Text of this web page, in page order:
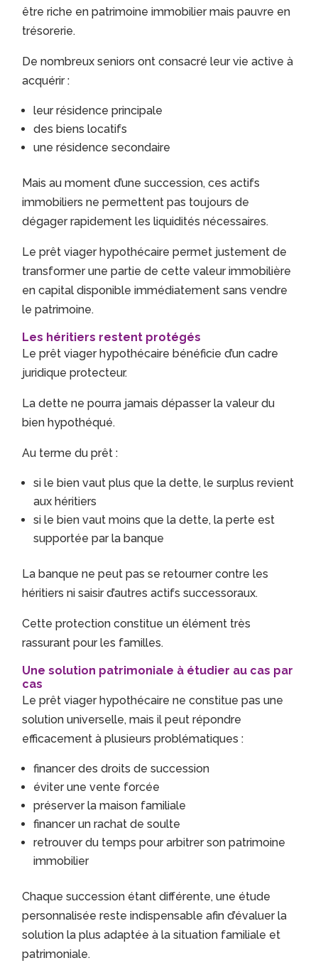
être riche en patrimoine immobilier mais pauvre en
trésorerie.
De nombreux seniors ont consacré leur vie active à
acquérir :
leur résidence principale
des biens locatifs
une résidence secondaire
Mais au moment d’une succession, ces actifs
immobiliers ne permettent pas toujours de
dégager rapidement les liquidités nécessaires.
Le prêt viager hypothécaire permet justement de
transformer une partie de cette valeur immobilière
en capital disponible immédiatement sans vendre
le patrimoine.
Les héritiers restent protégés
Le prêt viager hypothécaire bénéficie d’un cadre
juridique protecteur.
La dette ne pourra jamais dépasser la valeur du
bien hypothéqué.
Au terme du prêt :
si le bien vaut plus que la dette, le surplus revient
aux héritiers
si le bien vaut moins que la dette, la perte est
supportée par la banque
La banque ne peut pas se retourner contre les
héritiers ni saisir d’autres actifs successoraux.
Cette protection constitue un élément très
rassurant pour les familles.
Une solution patrimoniale à étudier au cas par
cas
Le prêt viager hypothécaire ne constitue pas une
solution universelle, mais il peut répondre
efficacement à plusieurs problématiques :
financer des droits de succession
éviter une vente forcée
préserver la maison familiale
financer un rachat de soulte
retrouver du temps pour arbitrer son patrimoine
immobilier
Chaque succession étant différente, une étude
personnalisée reste indispensable afin d’évaluer la
solution la plus adaptée à la situation familiale et
patrimoniale.